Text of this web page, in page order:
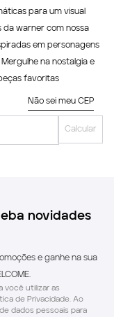
para um visual
da warner com nossa
em personagens
na nostalgia e
favoritas
Não sei meu CEP
Calcular
novidades
e ganhe na sua
você utilizar as
de Privacidade. Ao
dados pessoais para